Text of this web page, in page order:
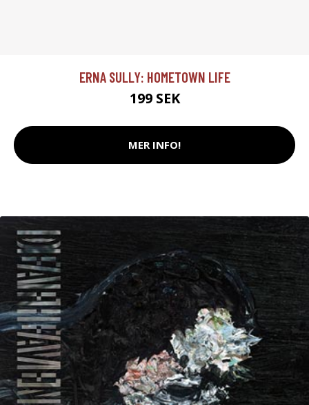
ERNA SULLY: HOMETOWN LIFE
199 SEK
MER INFO!